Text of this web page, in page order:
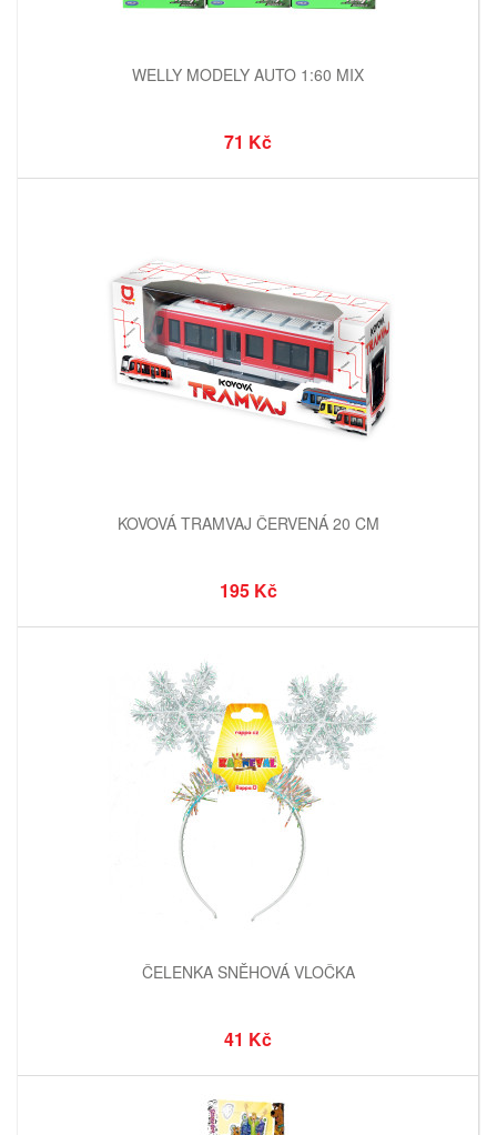
WELLY MODELY AUTO 1:60 MIX
71 Kč
KOVOVÁ TRAMVAJ ČERVENÁ 20 CM
195 Kč
ČELENKA SNĚHOVÁ VLOČKA
41 Kč